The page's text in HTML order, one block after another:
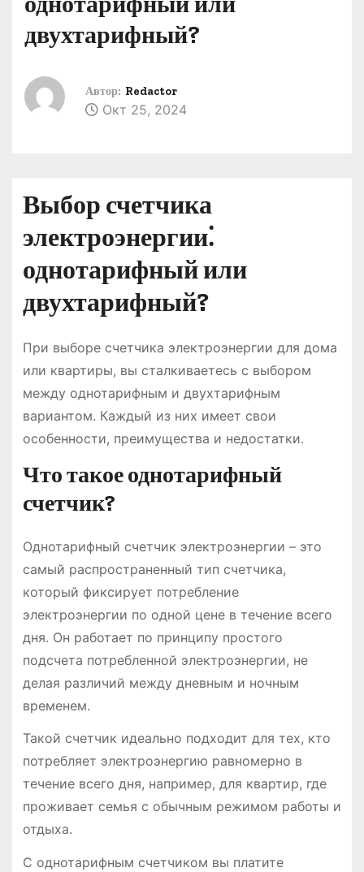
двухтарифный?
Автор: Redactor
Окт 25, 2024
Выбор счетчика
электроэнергии⁚
однотарифный или
двухтарифный?
При выборе счетчика электроэнергии для дома
или квартиры, вы сталкиваетесь с выбором
между однотарифным и двухтарифным
вариантом. Каждый из них имеет свои
особенности, преимущества и недостатки.
Что такое однотарифный
счетчик?
Однотарифный счетчик электроэнергии – это
самый распространенный тип счетчика,
который фиксирует потребление
электроэнергии по одной цене в течение всего
дня. Он работает по принципу простого
подсчета потребленной электроэнергии, не
делая различий между дневным и ночным
временем.
Такой счетчик идеально подходит для тех, кто
потребляет электроэнергию равномерно в
течение всего дня, например, для квартир, где
проживает семья с обычным режимом работы и
отдыха.
С однотарифным счетчиком вы платите